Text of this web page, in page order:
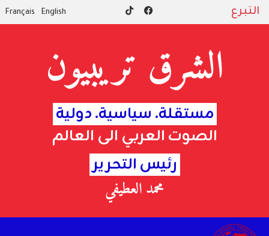
التبرع English
Français
رئيس التحرير
محمد العطيفي
الشرق تريبيون
مستقلة. سياسية. دولية
الصوت العربي الى العالم